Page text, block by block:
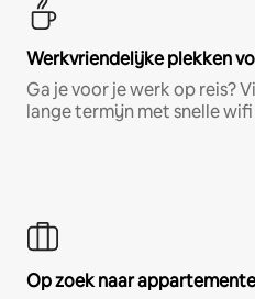
Werkvriendelijke plekken
Ga je voor je werk op reis?
lange termijn met snelle
Op zoek naar